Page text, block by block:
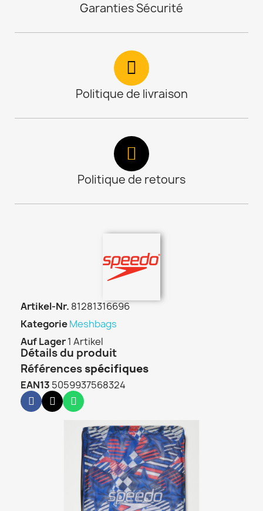
Garanties Sécurité
Politique de livraison
Politique de retours
Artikel-Nr. 81281316696
KategorieMeshbags
Auf Lager1 Artikel
Détails du produit
Références spécifiques
EAN13 5059937568324